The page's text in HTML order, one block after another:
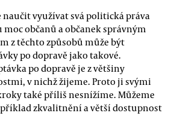
naučit využívat svá politická práva
občanů a občanek správným
z těchto způsobů může být
po dopravě jako takové.
po dopravě je z většiny
v nichž žijeme. Proto ji svými
také příliš nesnížíme. Můžeme
zkvalitnění a větší dostupnost